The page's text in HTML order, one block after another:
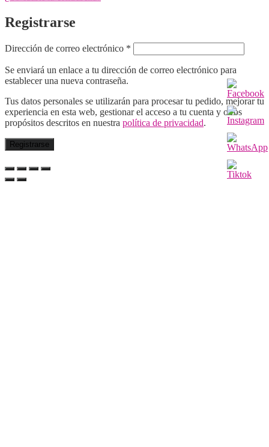
Registrarse
Dirección de correo electrónico *
Se enviará un enlace a tu dirección de correo electrónico para
establecer una nueva contraseña.
Tus datos personales se utilizarán para procesar tu pedido, mejorar tu
experiencia en esta web, gestionar el acceso a tu cuenta y otros
propósitos descritos en nuestra política de privacidad.
Registrarse